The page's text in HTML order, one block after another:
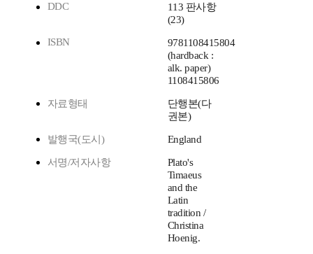
DDC
113 판사항
(23)
ISBN
9781108415804
(hardback :
alk. paper)
1108415806
자료형태
단행본(다
권본)
발행국(도시) England
서명/저자사항
Plato's
Timaeus
and the
Latin
tradition /
Christina
Hoenig.